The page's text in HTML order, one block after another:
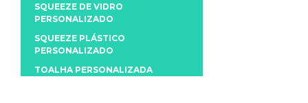
SQUEEZE DE VIDRO
PERSONALIZADO
SQUEEZE PLÁSTICO
PERSONALIZADO
TOALHA PERSONALIZADA